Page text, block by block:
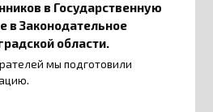
в Государственную
в Законодательное
области.
мы подготовили